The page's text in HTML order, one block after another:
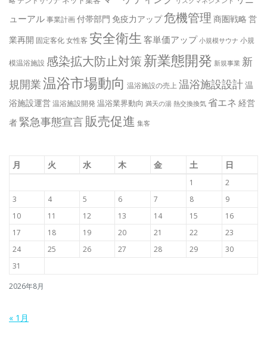
ューアル 事業計画 付帯部門 免疫力アップ危機管理 商圏戦略 営
業再開 固定客化女性客 安全衛生 客単価アップ 小規模サウナ 小規
模温浴施設 感染拡大防止対策新業態開発 新規事業 新
規開業温浴市場動向 温浴施設の売上 温浴施設設計温
浴施設運営温浴施設開発 温浴業界動向 満天の湯 熱交換換気 省エネ 経営
者 緊急事態宣言販売促進 集客
2026年8月
月 火 水 木 金 土 日
1
2
3
4 5 6 7 8
9
10
11 12 13 14 15
16
17
18 19 20 21 22
23
24
25 26 27 28 29
30
31
« 1月